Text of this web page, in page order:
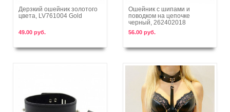
В корзину
Дерзкий ошейник золотого
цвета, LV761004 Gold
49.00 руб.
В корзину
Ошейник с шипами и
поводком на цепочке
черный, 262402018
56.00 руб.